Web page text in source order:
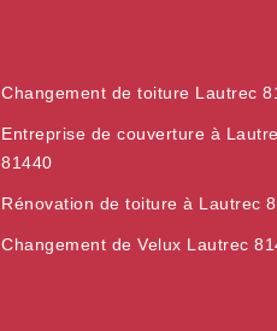
Changement de toiture Lautrec
Entreprise de couverture à
81440
Rénovation de toiture à Lautrec
Changement de Velux Lautrec